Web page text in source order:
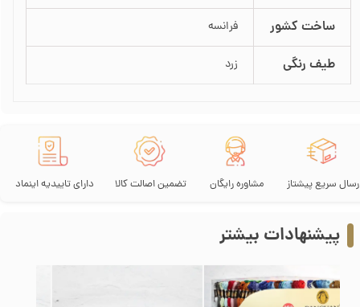
ساخت کشور فرانسه
طیف رنگی زرد
تضمین اصالت کالا مشاوره رایگان سریع پیشتاز دارای تاییدیه اینماد
پیشنهادات بیشتر